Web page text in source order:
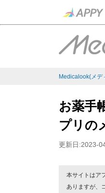
Medicalook(メデ
お薬手
プリの
更新日:2023-
本サイトはア
ありますが、